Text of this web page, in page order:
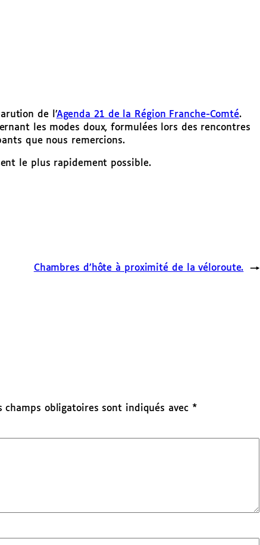
de l’Agenda 21 de la Région Franche-Comté.
les modes doux, formulées lors des rencontres
que nous remercions.
le plus rapidement possible.
Chambres d’hôte à proximité de la véloroute. →
champs obligatoires sont indiqués avec *